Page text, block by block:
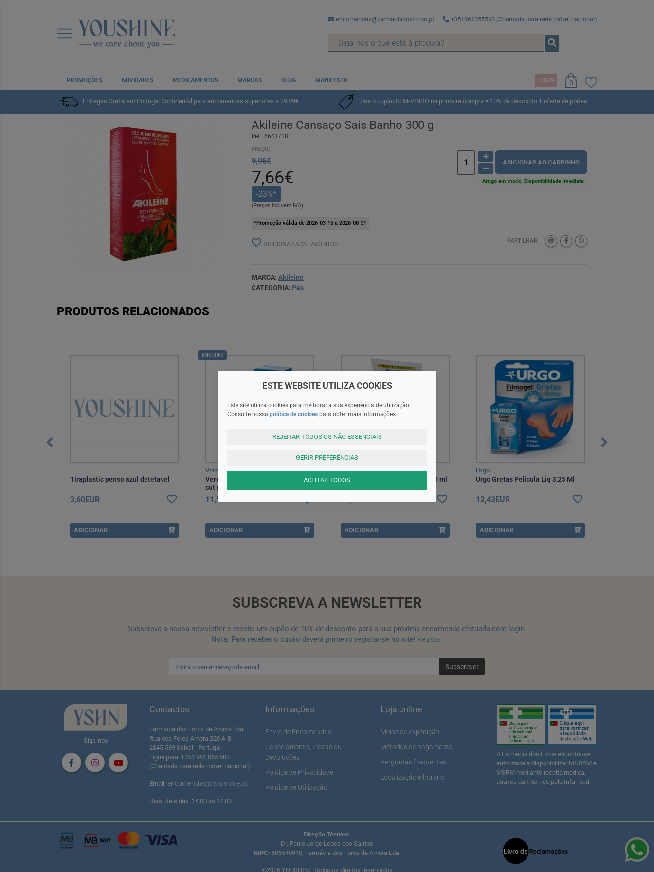
encomendas@farmaciadosforos.pt +351961055503 (Chamada para rede móvel nacional)
PROMOÇÕES NOVIDADES MEDICAMENTOS MARCAS BLOG MANIFESTO LOGIN 0
Entregas Grátis em Portugal Continental para encomendas superiores a 39,99€ Use o cupão BEM-VINDO na primeira compra = 10% de desconto + oferta de portes
Home Corpo Cuidado das Mãos, Pés e Unhas
Akileine Cansaço Sais Banho 300 g
Ref.: 6643718
PREÇO:
9,95€
7,66€
-23%*
(Preços incluem IVA)
ADICIONAR AO CARRINHO
Artigo em stock. Disponibilidade imediata
*Promoção válida de 2026-03-15 a 2026-08-31
ADICIONAR AOS FAVORITOS PARTILHAR:
MARCA: Akileine
CATEGORIA: Pés
PRODUTOS RELACIONADOS
Tiraplastic penso azul detetavel
3,60EUR
ADICIONAR
MNSRM
Verrufilm
Verrufilm, 167 mg/g-10 mL x 1 sol
cut gta
11,50EUR
ADICIONAR
Akildia
Akildia Creme Pé Diabético 150 ml
11,90EUR
ADICIONAR
Urgo
Urgo Gretas Pelicula Liq 3,25 Ml
12,43EUR
ADICIONAR
SUBSCREVA A NEWSLETTER
Subscreva a nossa newsletter e receba um cupão de 10% de desconto para a sua próxima encomenda efetuada com login.
Nota: Para receber o cupão deverá primeiro registar-se no site! Registar
Subscrever
Siga-nos
Contactos
Farmácia dos Foros de Amora Lda.
Rua dos Foros Amora 220 A-B
2845-589 Seixal - Portugal
Ligue para: +351 961 055 503
(Chamada para rede móvel nacional)
Email: encomendas@youshine.pt
Dias úteis das: 14:00 às 17:00
Informações
Envio de Encomendas
Cancelamento, Trocas ou
Devoluções
Política de Privacidade
Política de Utilização
Loja online
Meios de expedição
Métodos de pagamento
Perguntas frequentes
Localização e horário
A Farmácia dos Foros encontra-se
autorizada a disponibilizar MNSRM e
MSRM mediante receita médica,
através da Internet, pelo Infarmed
Direção Técnica:
Dr. Paulo Jorge Lopes dos Santos
NIPC: 506540910, Farmácia dos Foros de Amora Lda.
©2026 YOUSHINE Todos os direitos reservados
ESTE WEBSITE UTILIZA COOKIES
Este site utiliza cookies para melhorar a sua experiência de utilização.
Consulte nossa política de cookies para obter mais informações.
REJEITAR TODOS OS NÃO ESSENCIAIS
GERIR PREFERÊNCIAS
ACEITAR TODOS